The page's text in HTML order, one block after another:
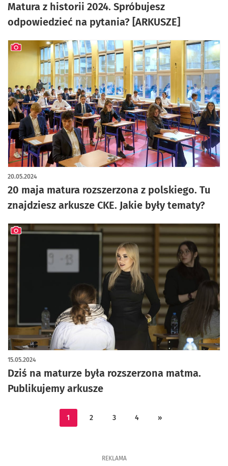
Matura z historii 2024. Spróbujesz
odpowiedzieć na pytania? [ARKUSZE]
20 maja matura rozszerzona z polskiego. Tu
znajdziesz arkusze CKE. Jakie były tematy?
20.05.2024
artykuł z galerią zdjęć
Dziś na maturze była rozszerzona matma.
Publikujemy arkusze
15.05.2024
artykuł z galerią zdjęć
1 2 3 4 »
REKLAMA